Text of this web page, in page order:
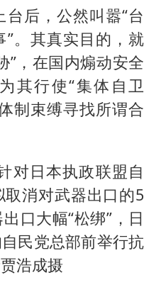
后，公然叫嚣“台
。其真实目的，就
”，在国内煽动安全
其行使“集体自卫
制束缚寻找所谓合
对日本执政联盟自
消对武器出口的5
口大幅“松绑”，日
民党总部前举行抗
浩成摄